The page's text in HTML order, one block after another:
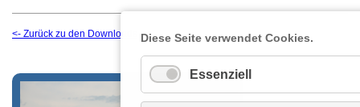
<- Zurück zu den Downloads Diese Seite verwendet Cookies.
Essenziell